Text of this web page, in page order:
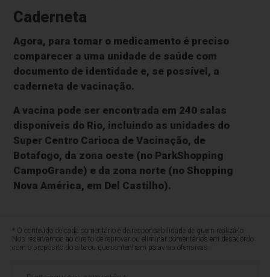
Caderneta
Agora, para tomar o medicamento é preciso
comparecer a uma unidade de saúde com
documento de identidade e, se possível, a
caderneta de vacinação.
A vacina pode ser encontrada em 240 salas
disponíveis do Rio, incluindo as unidades do
Super Centro Carioca de Vacinação, de
Botafogo, da zona oeste (no ParkShopping
CampoGrande) e da zona norte (no Shopping
Nova América, em Del Castilho).
* O conteúdo de cada comentário é de responsabilidade de quem realizá-lo.
Nos reservamos ao direito de reprovar ou eliminar comentários em desacordo
com o propósito do site ou que contenham palavras ofensivas.